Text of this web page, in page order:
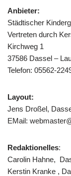
Anbieter:
Städtischer
Vertreten durch
Kirchweg 1
37586 Dassel –
Telefon: 05562-
Layout:
Jens Droßel,
EMail:
Redaktionelles:
Carolin Hahne,
Kerstin Kranke ,